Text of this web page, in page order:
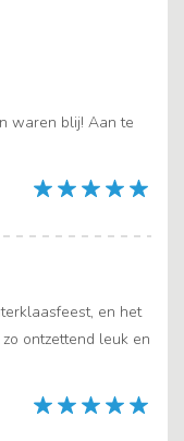
waren blij! Aan te
en het
ontzettend leuk en